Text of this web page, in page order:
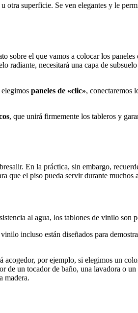
otra superficie. Se ven elegantes y le
sobre el que vamos a colocar los paneles
radiante, necesitará una capa de
paneles de «clic», conectaremos
, que unirá firmemente los tableros y
En la práctica, sin embargo,
que el piso pueda servir durante muchos
al agua, los tablones de vinilo son
incluso están diseñados para
acogedor, por ejemplo, si elegimos un
de un tocador de baño, una lavadora o
madera.